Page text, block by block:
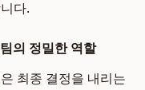
다.
의 정밀한 역할
최종 결정을 내리는